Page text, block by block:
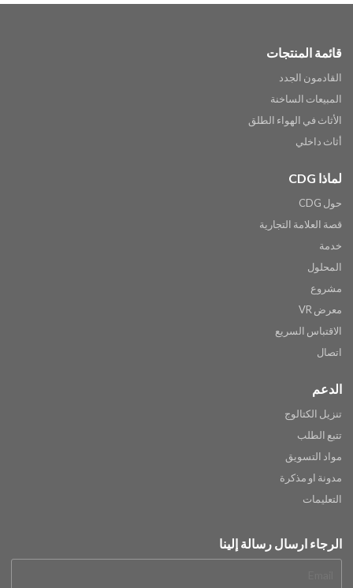
قائمة المنتجات
القادمون الجدد
المبيعات الساخنة
الأثاث في الهواء الطلق
أثاث داخلي
لماذا CDG
حول CDG
قصة العلامة التجارية
خدمة
المحلول
مشروع
معرض VR
الاقتباس السريع
اتصال
الدعم
تنزيل الكتالوج
تتبع الطلب
مواد التسويق
مدونة او مذكرة
التعليمات
الرجاء ارسال رسالة إلينا